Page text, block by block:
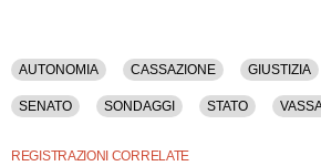
AUTONOMIA CASSAZIONE GIUSTIZIA
SENATO SONDAGGI STATO
REGISTRAZIONI CORRELATE